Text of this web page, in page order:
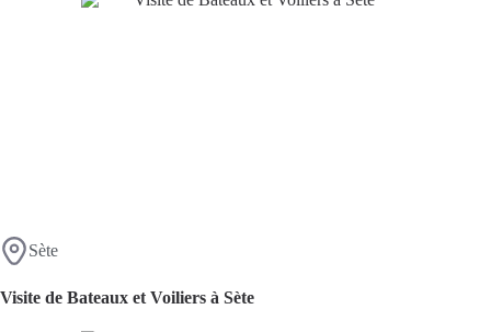
Sète
Visite de Bateaux et Voiliers à Sète